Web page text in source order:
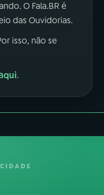
O Fala.BR é
das Ouvidorias.
isso, não se
.